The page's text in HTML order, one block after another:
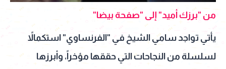
من "برزك أميد" إلى "صفحة بيضا"
يأتي تواجد سامي الشيخ في "الفرنساوي" استكمالاً
لسلسلة من النجاحات التي حققها مؤخراً، وأبرزها